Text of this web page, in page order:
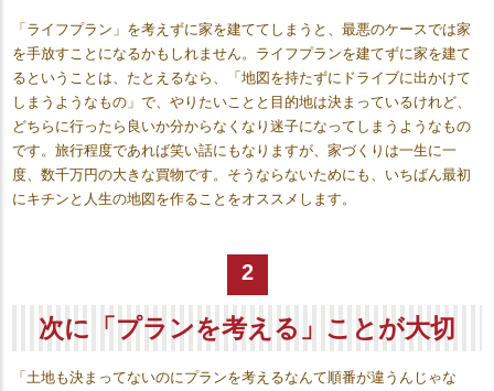
「ライフプラン」を考えずに家を建ててしまうと、最悪のケースでは家
を手放すことになるかもしれません。ライフプランを建てずに家を建て
るということは、たとえるなら、「地図を持たずにドライブに出かけて
しまうようなもの」で、やりたいことと目的地は決まっているけれど、
どちらに行ったら良いか分からなくなり迷子になってしまうようなもの
です。旅行程度であれば笑い話にもなりますが、家づくりは一生に一
度、数千万円の大きな買物です。そうならないためにも、いちばん最初
にキチンと人生の地図を作ることをオススメします。
2
次に「プランを考える」ことが大切
「土地も決まってないのにプランを考えるなんて順番が違うんじゃな